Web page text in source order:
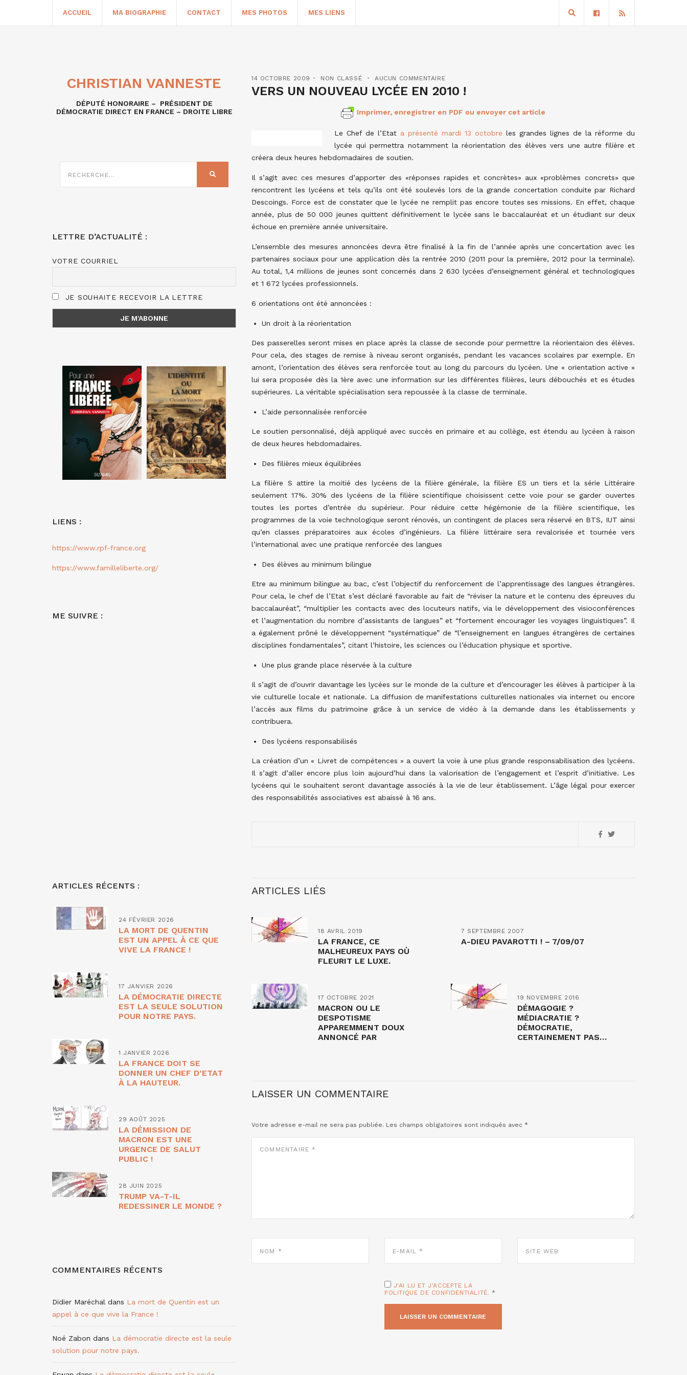
ACCUEIL MA BIOGRAPHIE CONTACT MES PHOTOS MES LIENS
14 OCTOBRE 2009 NON CLASSÉ AUCUN COMMENTAIRE
VERS UN NOUVEAU LYCÉE EN 2010 !
Imprimer, enregistrer en PDF ou envoyer cet article
Le Chef de l’Etat a présenté mardi 13 octobre les grandes lignes de la réforme du
lycée qui permettra notamment la réorientation des élèves vers une autre filière et
créera deux heures hebdomadaires de soutien.
Il s’agit avec ces mesures d’apporter des «réponses rapides et concrètes» aux «problèmes concrets» que
rencontrent les lycéens et tels qu’ils ont été soulevés lors de la grande concertation conduite par Richard
Descoings. Force est de constater que le lycée ne remplit pas encore toutes ses missions. En effet, chaque
année, plus de 50 000 jeunes quittent définitivement le lycée sans le baccalauréat et un étudiant sur deux
échoue en première année universitaire.
L’ensemble des mesures annoncées devra être finalisé à la fin de l’année après une concertation avec les
partenaires sociaux pour une application dès la rentrée 2010 (2011 pour la première, 2012 pour la terminale).
Au total, 1,4 millions de jeunes sont concernés dans 2 630 lycées d’enseignement général et technologiques
et 1 672 lycées professionnels.
6 orientations ont été annoncées :
Un droit à la réorientation
Des passerelles seront mises en place après la classe de seconde pour permettre la réorientaion des élèves.
Pour cela, des stages de remise à niveau seront organisés, pendant les vacances scolaires par exemple. En
amont, l’orientation des élèves sera renforcée tout au long du parcours du lycéen. Une « orientation active »
lui sera proposée dès la 1ère avec une information sur les différentes filières, leurs débouchés et es études
supérieures. La véritable spécialisation sera repoussée à la classe de terminale.
L’aide personnalisée renforcée
Le soutien personnalisé, déjà appliqué avec succès en primaire et au collège, est étendu au lycéen à raison
de deux heures hebdomadaires.
Des filières mieux équilibrées
La filière S attire la moitié des lycéens de la filière générale, la filière ES un tiers et la série Littéraire
seulement 17%. 30% des lycéens de la filière scientifique choisissent cette voie pour se garder ouvertes
toutes les portes d’entrée du supérieur. Pour réduire cette hégémonie de la filière scientifique, les
programmes de la voie technologique seront rénovés, un contingent de places sera réservé en BTS, IUT ainsi
qu’en classes préparatoires aux écoles d’ingénieurs. La filière littéraire sera revalorisée et tournée vers
l’international avec une pratique renforcée des langues
Des élèves au minimum bilingue
Etre au minimum bilingue au bac, c’est l’objectif du renforcement de l’apprentissage des langues étrangères.
Pour cela, le chef de l’Etat s’est déclaré favorable au fait de “réviser la nature et le contenu des épreuves du
baccalauréat”, “multiplier les contacts avec des locuteurs natifs, via le développement des visioconférences
et l’augmentation du nombre d’assistants de langues” et “fortement encourager les voyages linguistiques”. Il
a également prôné le développement “systématique” de “l’enseignement en langues étrangères de certaines
disciplines fondamentales”, citant l’histoire, les sciences ou l’éducation physique et sportive.
Une plus grande place réservée à la culture
Il s’agit de d’ouvrir davantage les lycées sur le monde de la culture et d’encourager les élèves à participer à la
vie culturelle locale et nationale. La diffusion de manifestations culturelles nationales via internet ou encore
l’accès aux films du patrimoine grâce à un service de vidéo à la demande dans les établissements y
contribuera.
Des lycéens responsabilisés
La création d’un « Livret de compétences » a ouvert la voie à une plus grande responsabilisation des lycéens.
Il s’agit d’aller encore plus loin aujourd’hui dans la valorisation de l’engagement et l’esprit d’initiative. Les
lycéens qui le souhaitent seront davantage associés à la vie de leur établissement. L’âge légal pour exercer
des responsabilités associatives est abaissé à 16 ans.
ARTICLES LIÉS
18 AVRIL 2019
LA FRANCE, CE
MALHEUREUX PAYS OÙ
FLEURIT LE LUXE.
7 SEPTEMBRE 2007
A-DIEU PAVAROTTI ! – 7/09/07
17 OCTOBRE 2021
MACRON OU LE
DESPOTISME
APPAREMMENT DOUX
ANNONCÉ PAR
19 NOVEMBRE 2016
DÉMAGOGIE ?
MÉDIACRATIE ?
DÉMOCRATIE,
CERTAINEMENT PAS…
LAISSER UN COMMENTAIRE
Votre adresse e-mail ne sera pas publiée. Les champs obligatoires sont indiqués avec *
MAIL
WEB
J'AI LU ET J'ACCEPTE LA
POLITIQUE DE CONFIDENTIALITÉ. *
CHRISTIAN VANNESTE
DÉPUTÉ HONORAIRE – PRÉSIDENT DE
DÉMOCRATIE DIRECT EN FRANCE – DROITE LIBRE
SUR
RECHERCHER
LETTRE D’ACTUALITÉ :
VOTRE COURRIEL
JE SOUHAITE RECEVOIR LA LETTRE
LIENS :
https://www.rpf-france.org
https://www.familleliberte.org/
ME SUIVRE :
ARTICLES RÉCENTS :
24 FÉVRIER 2026
LA MORT DE QUENTIN
EST UN APPEL À CE QUE
VIVE LA FRANCE !
17 JANVIER 2026
LA DÉMOCRATIE DIRECTE
EST LA SEULE SOLUTION
POUR NOTRE PAYS.
1 JANVIER 2026
LA FRANCE DOIT SE
DONNER UN CHEF D’ETAT
À LA HAUTEUR.
29 AOÛT 2025
LA DÉMISSION DE
MACRON EST UNE
URGENCE DE SALUT
PUBLIC !
28 JUIN 2025
TRUMP VA-T-IL
REDESSINER LE MONDE ?
COMMENTAIRES RÉCENTS
Didier Maréchal dans La mort de Quentin est un
appel à ce que vive la France !
Noé Zabon dans La démocratie directe est la seule
solution pour notre pays.